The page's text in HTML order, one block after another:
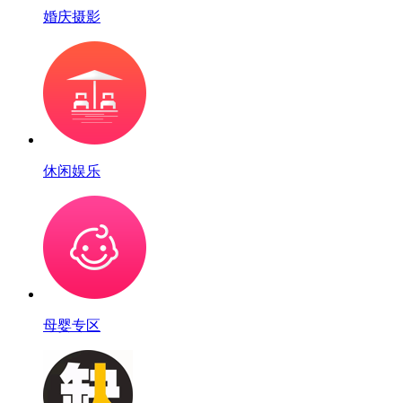
婚庆摄影
休闲娱乐
母婴专区